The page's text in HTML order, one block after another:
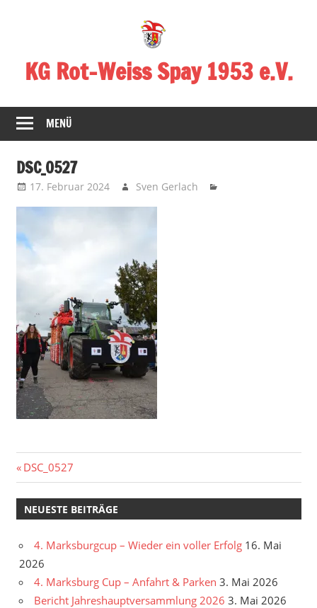
KG Rot-Weiss Spay 1953 e.V.
in
Spay!
MENÜ
DSC_0527
17. Februar 2024 Sven Gerlach
Beitragsnavigation
Vorheriger
Beitrag:
DSC_0527
NEUESTE BEITRÄGE
4. Marksburgcup – Wieder ein voller Erfolg 16. Mai
2026
4. Marksburg Cup – Anfahrt & Parken 3. Mai 2026
Bericht Jahreshauptversammlung 2026 3. Mai 2026